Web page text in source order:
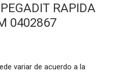
RAPIDA
0402867
variar de acuerdo a la